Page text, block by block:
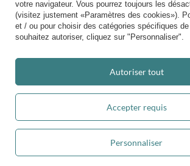
vous pouvez nous faire confiance
Note moyenne sur Trustami:4.94/5.00
votre navigateur. Vous pourrez toujours les
(visitez justement «Paramètres des cookies»).
et / ou pour choisir des catégories spécifiques
souhaitez autoriser, cliquez sur "Personnaliser".
Accepter requis
Personnaliser
Autoriser tout